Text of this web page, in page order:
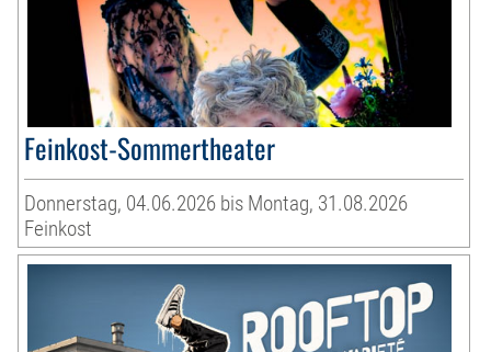
Feinkost-Sommertheater
Donnerstag, 04.06.2026 bis Montag, 31.08.2026
Feinkost